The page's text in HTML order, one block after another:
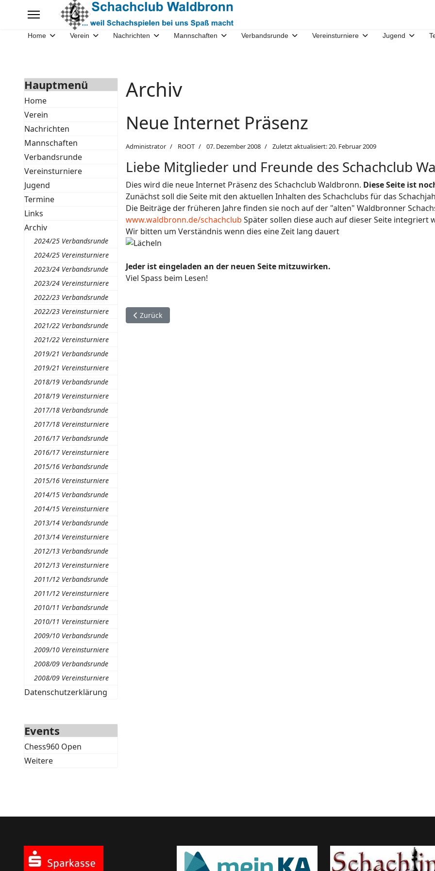
Home Verein Nachrichten Mannschaften Verbandsrunde Vereinsturniere Jugend
Hauptmenü
Home
Verein
Nachrichten
Mannschaften
Verbandsrunde
Vereinsturniere
Jugend
Termine
Links
Archiv
2024/25 Verbandsrunde
2024/25 Vereinsturniere
2023/24 Verbandsrunde
2023/24 Vereinsturniere
2022/23 Verbandsrunde
2022/23 Vereinsturniere
2021/22 Verbandsrunde
2021/22 Vereinsturniere
2019/21 Verbandsrunde
2019/21 Vereinsturniere
2018/19 Verbandsrunde
2018/19 Vereinsturniere
2017/18 Verbandsrunde
2017/18 Vereinsturniere
2016/17 Verbandsrunde
2016/17 Vereinsturniere
2015/16 Verbandsrunde
2015/16 Vereinsturniere
2014/15 Verbandsrunde
2014/15 Vereinsturniere
2013/14 Verbandsrunde
2013/14 Vereinsturniere
2012/13 Verbandsrunde
2012/13 Vereinsturniere
2011/12 Verbandsrunde
2011/12 Vereinsturniere
2010/11 Verbandsrunde
2010/11 Vereinsturniere
2009/10 Verbandsrunde
2009/10 Vereinsturniere
2008/09 Verbandsrunde
2008/09 Vereinsturniere
Datenschutzerklärung
Events
Chess960 Open
Weitere
Archiv
Neue Internet Präsenz
Administrator ROOT 07. Dezember 2008 Zuletzt aktualisiert: 20. Februar 2009
Liebe Mitglieder und Freunde des Schachclub
Dies wird die neue Internet Präsenz des Schachclub Waldbronn. Diese Seite ist
Zunächst soll die Seite mit den aktuellen Inhalten des Schachclubs für das
Die Beiträge der früheren Jahre finden sie noch auf der "alten" Waldbronner
www.waldbronn.de/schachclub Später sollen diese auch auf dieser Seite integriert
Wir bitten um Verständnis wenn dies eine Zeit lang dauert
Jeder ist eingeladen an der neuen Seite mitzuwirken.
Viel Spass beim Lesen!
Vorheriger Beitrag: Chess960 Open 2009 Infos
Zurück